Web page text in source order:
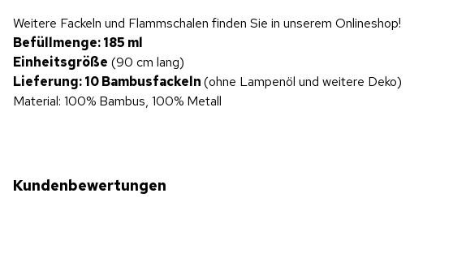
Weitere Fackeln und Flammschalen finden Sie in unserem Onlineshop!
Befüllmenge: 185 ml
Einheitsgröße (90 cm lang)
Lieferung: 10 Bambusfackeln(ohne Lampenöl und weitere Deko)
Material: 100% Bambus, 100% Metall
Kundenbewertungen